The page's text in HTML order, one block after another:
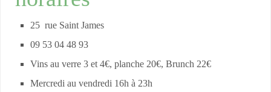
25 rue Saint James
09 53 04 48 93
Vins au verre 3 et 4€, planche 20€, Brunch 22€
Mercredi au vendredi 16h à 23h